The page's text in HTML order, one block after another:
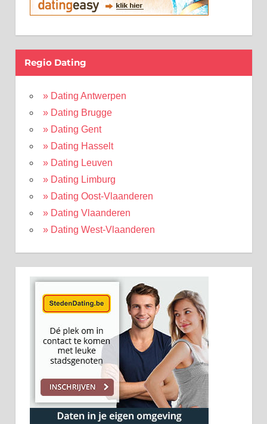
Regio Dating
» Dating Antwerpen
» Dating Brugge
» Dating Gent
» Dating Hasselt
» Dating Leuven
» Dating Limburg
» Dating Oost-Vlaanderen
» Dating Vlaanderen
» Dating West-Vlaanderen